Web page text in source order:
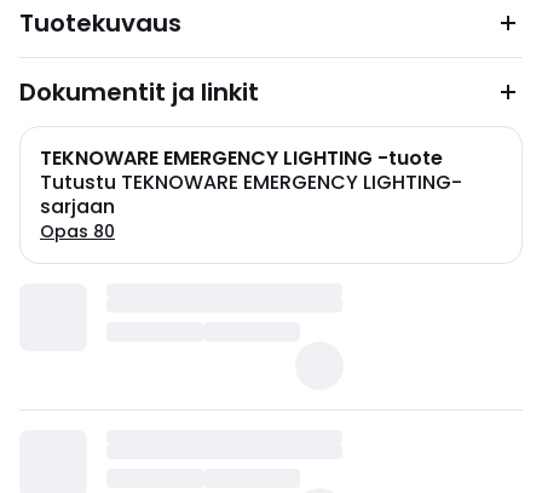
Tuotekuvaus
Dokumentit ja linkit
TEKNOWARE EMERGENCY LIGHTING -tuote
Tutustu TEKNOWARE EMERGENCY LIGHTING-
sarjaan
Opas 80